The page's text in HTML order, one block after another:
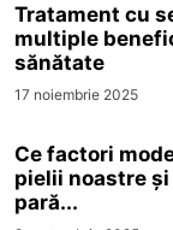
Tratament cu
multiple
sănătate
17 noiembrie 2025
Ce factori
pielii noastre
pară...